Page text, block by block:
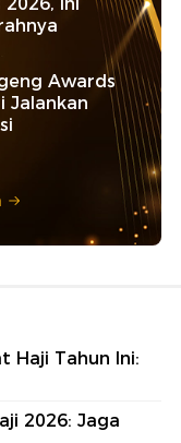
Awards
Jalankan
Haji Tahun Ini:
2026: Jaga